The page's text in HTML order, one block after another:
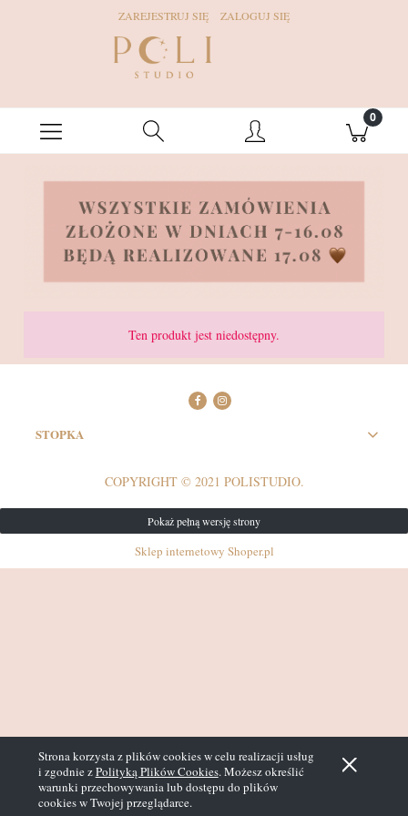
Strona korzysta z plików cookies w celu realizacji usług
i zgodnie zPolityką Plików Cookies. Możesz określić
warunki przechowywania lub dostępu do plików
cookies w Twojej przeglądarce.
ZAREJESTRUJ SIĘ ZALOGUJ SIĘ
Ten produkt jest niedostępny.
STOPKA
COPYRIGHT © 2021 POLISTUDIO.
Pokaż pełną wersję strony
Sklep internetowy Shoper.pl